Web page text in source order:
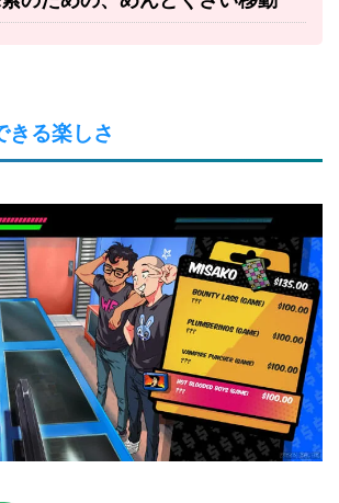
きる楽しさ